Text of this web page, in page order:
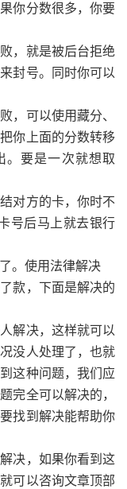
你分数很多，你要
，就是被后台拒绝
封号。同时你可以
，可以使用藏分、
你上面的分数转移
。要是一次就想取
对方的卡，你时不
号后马上就去银行
。使用法律解决
款，下面是解决的
解决，这样就可以
没人处理了，也就
这种问题，我们应
完全可以解决的，
找到解决能帮助你
决，如果你看到这
可以咨询文章顶部